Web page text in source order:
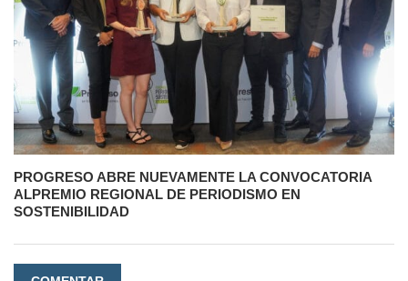
PROGRESO ABRE NUEVAMENTE LA CONVOCATORIA
ALPREMIO REGIONAL DE PERIODISMO EN
SOSTENIBILIDAD